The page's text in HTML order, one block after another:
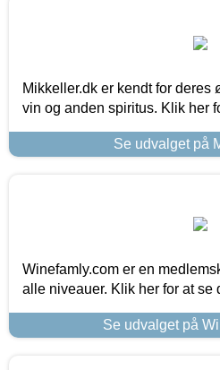
Mikkeller.dk er kendt for
vin og anden spiritus. Klik her
Se udvalget på
Winefamly.com er en
alle niveauer. Klik her for at se
Se udvalget på